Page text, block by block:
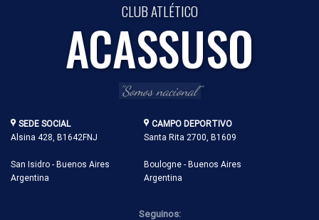
CLUB ATLÉTICO
ACASSUSO
"Somos nacional"
SEDE SOCIAL
Alsina 428, B1642FNJ
San Isidro - Buenos Aires
Argentina
CAMPO DEPORTIVO
Santa Rita 2700, B1609
Boulogne - Buenos Aires
Argentina
Seguinos: